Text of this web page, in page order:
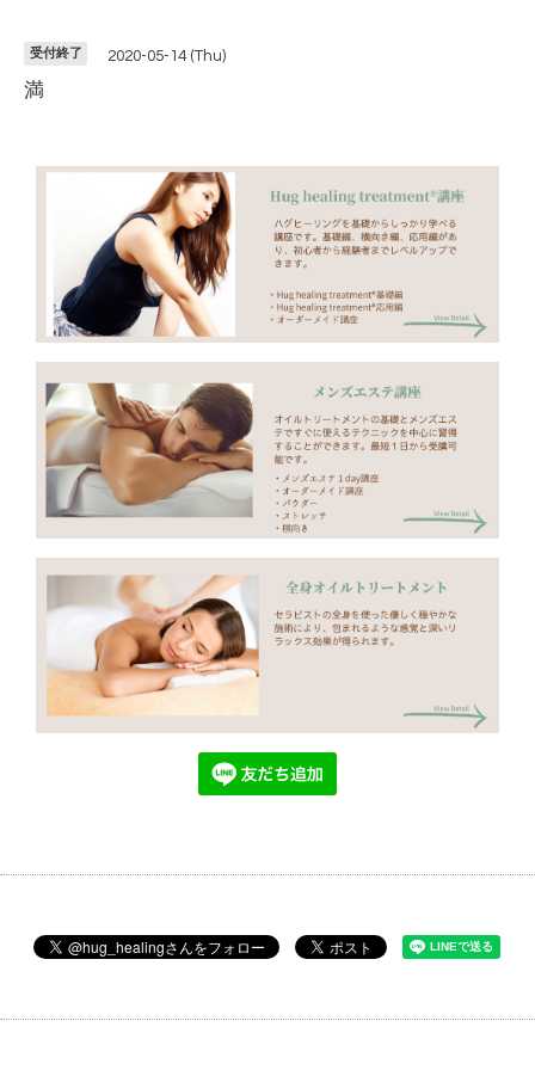
受付終了 2020-05-14 (Thu)
満